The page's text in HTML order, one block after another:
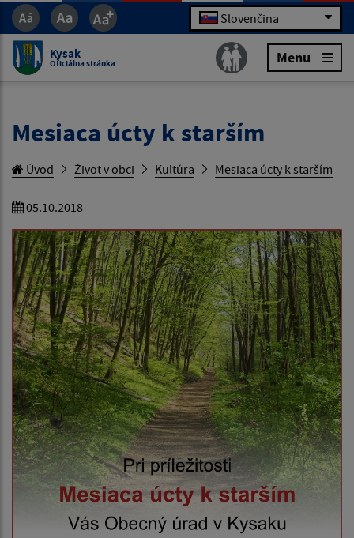
Slovenčina
Kysak
Oficiálna stránka Menu
Mesiaca úcty k starším
Úvod Život v obci Kultúra Mesiaca úcty k starším
05.10.2018